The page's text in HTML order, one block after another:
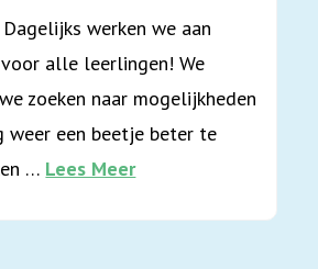
Dagelijks werken we aan
alle leerlingen! We
zoeken naar mogelijkheden
weer een beetje beter te
… Lees Meer